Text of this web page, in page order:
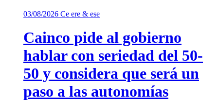
03/08/2026 Ce ere & ese
Cainco pide al gobierno
hablar con seriedad del 50-
50 y considera que será un
paso a las autonomías